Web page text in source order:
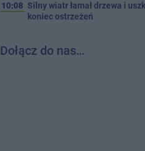
10:08 Silny wiatr łamał drzewa i
koniec ostrzeżeń
Dołącz do nas…